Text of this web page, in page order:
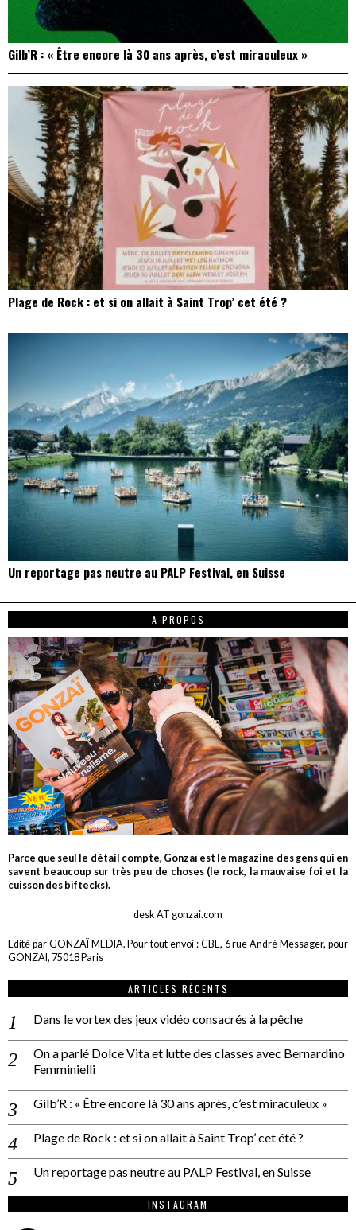
Gilb’R : « Être encore là 30 ans après, c’est miraculeux »
Plage de Rock : et si on allait à Saint Trop’ cet été ?
Un reportage pas neutre au PALP Festival, en Suisse
A PROPOS
Parce que seul le détail compte, Gonzaï est le magazine des gens qui en
savent beaucoup sur très peu de choses (le rock, la mauvaise foi et la
cuisson des biftecks).
desk AT gonzai.com
Edité par GONZAÏ MEDIA. Pour tout envoi : CBE, 6 rue André Messager, pour
GONZAÏ, 75018 Paris
ARTICLES RÉCENTS
Dans le vortex des jeux vidéo consacrés à la pêche
On a parlé Dolce Vita et lutte des classes avec Bernardino
Femminielli
Gilb’R : « Être encore là 30 ans après, c’est miraculeux »
Plage de Rock : et si on allait à Saint Trop’ cet été ?
Un reportage pas neutre au PALP Festival, en Suisse
INSTAGRAM